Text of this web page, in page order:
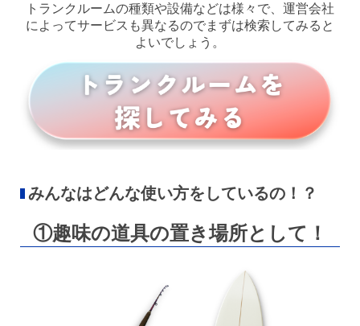
トランクルームの種類や設備などは様々で、運営会社
によってサービスも異なるのでまずは検索してみると
よいでしょう。
みんなはどんな使い方をしているの！？
①趣味の道具の置き場所として！